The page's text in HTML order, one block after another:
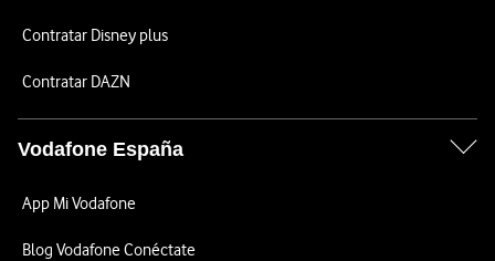
Contratar Disney plus
Contratar DAZN
Vodafone España
App Mi Vodafone
Blog Vodafone Conéctate